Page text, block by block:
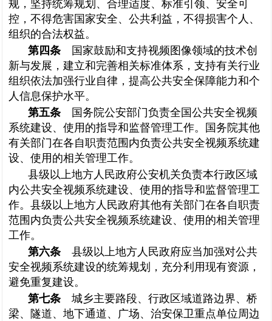
规，坚持统筹规划、合理适度、标准引领、安全可
控，不得危害国家安全、公共利益，不得损害个人、
组织的合法权益。
第四条 国家鼓励和支持视频图像领域的技术创
新与发展，建立和完善相关标准体系，支持有关行业
组织依法加强行业自律，提高公共安全保障能力和个
人信息保护水平。
第五条 国务院公安部门负责全国公共安全视频
系统建设、使用的指导和监督管理工作。国务院其他
有关部门在各自职责范围内负责公共安全视频系统建
设、使用的相关管理工作。
县级以上地方人民政府公安机关负责本行政区域
内公共安全视频系统建设、使用的指导和监督管理工
作。县级以上地方人民政府其他有关部门在各自职责
范围内负责公共安全视频系统建设、使用的相关管理
工作。
第六条 县级以上地方人民政府应当加强对公共
安全视频系统建设的统筹规划，充分利用现有资源，
避免重复建设。
第七条 城乡主要路段、行政区域道路边界、桥
梁、隧道、地下通道、广场、治安保卫重点单位周边